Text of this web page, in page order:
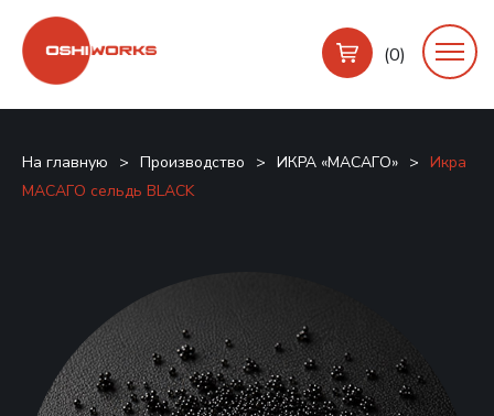
(0)
На главную > Производство > ИКРА «МАСАГО» > Икра
МАСАГО сельдь BLACK